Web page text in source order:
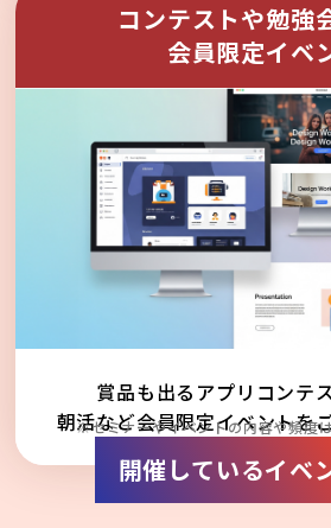
コンテストや勉強
会員限定イベ
賞品も出るアプリコンテ
朝活など会員限定イベントを
※セミナーやイベントの内容や頻度
開催しているイベ